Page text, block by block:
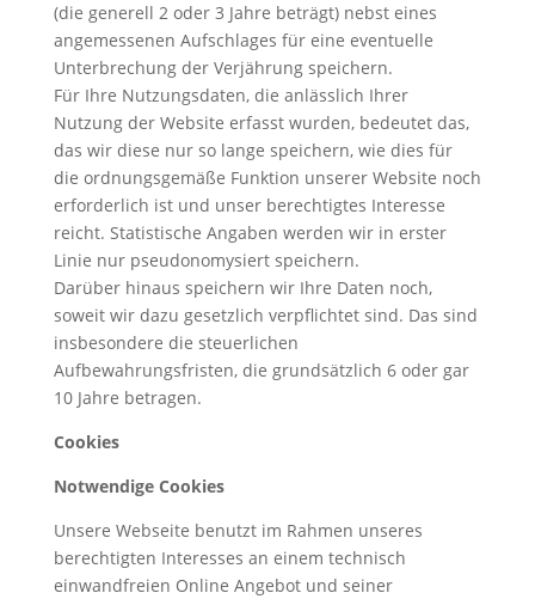
(die generell 2 oder 3 Jahre beträgt) nebst eines
angemessenen Aufschlages für eine eventuelle
Unterbrechung der Verjährung speichern.
Für Ihre Nutzungsdaten, die anlässlich Ihrer
Nutzung der Website erfasst wurden, bedeutet das,
das wir diese nur so lange speichern, wie dies für
die ordnungsgemäße Funktion unserer Website noch
erforderlich ist und unser berechtigtes Interesse
reicht. Statistische Angaben werden wir in erster
Linie nur pseudonomysiert speichern.
Darüber hinaus speichern wir Ihre Daten noch,
soweit wir dazu gesetzlich verpflichtet sind. Das sind
insbesondere die steuerlichen
Aufbewahrungsfristen, die grundsätzlich 6 oder gar
10 Jahre betragen.
Cookies
Notwendige Cookies
Unsere Webseite benutzt im Rahmen unseres
berechtigten Interesses an einem technisch
einwandfreien Online Angebot und seiner